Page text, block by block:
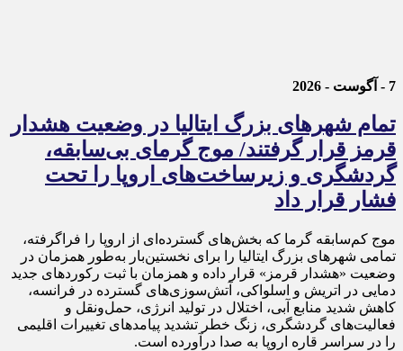
7 - آگوست - 2026
تمام شهرهای بزرگ ایتالیا در وضعیت هشدار
قرمز قرار گرفتند/ موج گرمای بی‌سابقه،
گردشگری و زیرساخت‌های اروپا را تحت
فشار قرار داد
موج کم‌سابقه گرما که بخش‌های گسترده‌ای از اروپا را فراگرفته،
تمامی شهرهای بزرگ ایتالیا را برای نخستین‌بار به‌طور همزمان در
وضعیت «هشدار قرمز» قرار داده و همزمان با ثبت رکوردهای جدید
دمایی در اتریش و اسلواکی، آتش‌سوزی‌های گسترده در فرانسه،
کاهش شدید منابع آبی، اختلال در تولید انرژی، حمل‌ونقل و
فعالیت‌های گردشگری، زنگ خطر تشدید پیامدهای تغییرات اقلیمی
را در سراسر قاره اروپا به صدا درآورده است.